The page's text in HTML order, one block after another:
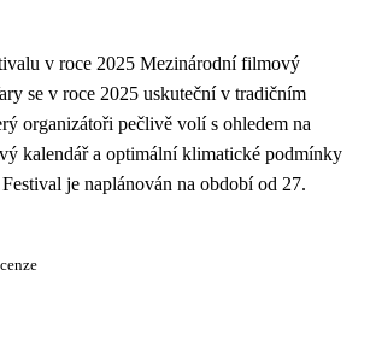
v roce 2025 Mezinárodní filmový
se v roce 2025 uskuteční v tradičním
organizátoři pečlivě volí s ohledem na
kalendář a optimální klimatické podmínky
je naplánován na období od 27.